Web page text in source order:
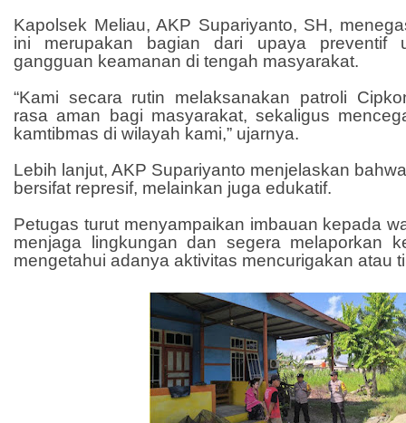
Kapolsek Meliau, AKP Supariyanto, SH,
ini merupakan bagian dari upaya preventif
gangguan keamanan di tengah masyarakat.
“Kami secara rutin melaksanakan patroli
rasa aman bagi masyarakat, sekaligus
kamtibmas di wilayah kami,” ujarnya.
Lebih lanjut, AKP Supariyanto menjelaskan
bersifat represif, melainkan juga edukatif.
Petugas turut menyampaikan imbauan kepada
menjaga lingkungan dan segera melaporkan
mengetahui adanya aktivitas mencurigakan atau